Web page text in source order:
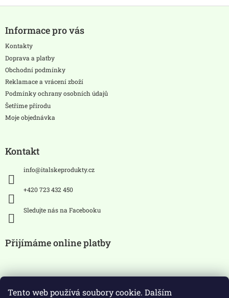
Tento web používá soubory cookie. Dalším
pInformace pro vás
Kontakty
Doprava a platby
Obchodní podmínky
Reklamace a vrácení zboží
Podmínky ochrany osobních údajů
Šetříme přírodu
Moje objednávka
Kontakt
info@italskeprodukty.cz
+420 723 432 450
Sledujte nás na Facebooku
Přijímáme online platby